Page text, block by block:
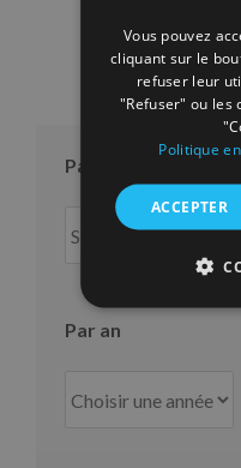
Par mois
mois
Par an
Vous pouvez
cliquant sur le
refuser leur
"Refuser" ou les
Politique
ACCEPTER